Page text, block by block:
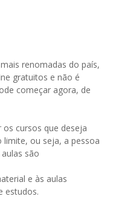
renomadas do país,
gratuitos e não é
começar agora, de
cursos que deseja
ou seja, a pessoa
são
e às aulas
estudos.